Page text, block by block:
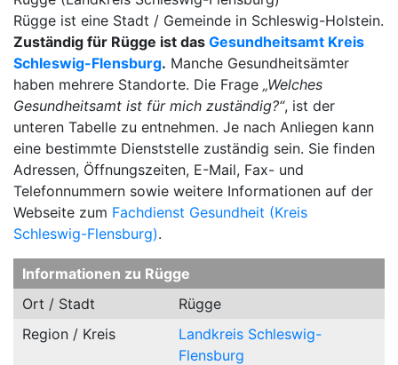
Rügge ist eine Stadt / Gemeinde in Schleswig-Holstein.
Zuständig für Rügge ist das Gesundheitsamt Kreis
Schleswig-Flensburg. Manche Gesundheitsämter
haben mehrere Standorte. Die Frage „Welches
Gesundheitsamt ist für mich zuständig?“, ist der
unteren Tabelle zu entnehmen. Je nach Anliegen kann
eine bestimmte Dienststelle zuständig sein. Sie finden
Adressen, Öffnungszeiten, E-Mail, Fax- und
Telefonnummern sowie weitere Informationen auf der
Webseite zum Fachdienst Gesundheit (Kreis
Schleswig-Flensburg).
Informationen zu Rügge
Ort / Stadt
Rügge
Region / Kreis
Landkreis Schleswig-
Flensburg